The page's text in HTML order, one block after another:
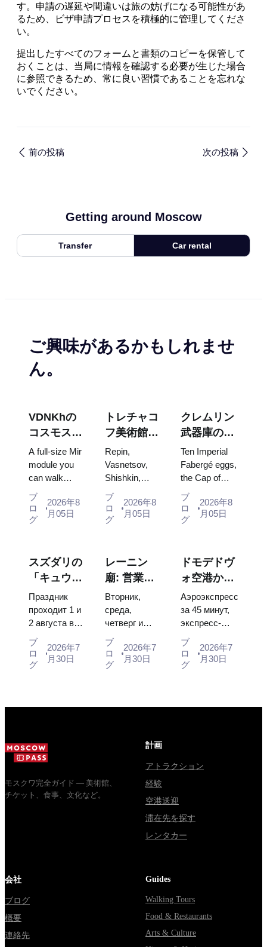
す。申請の遅延や間違いは旅の妨げになる可能性があ
るため、ビザ申請プロセスを積極的に管理してくださ
い。
提出したすべてのフォームと書類のコピーを保管して
おくことは、当局に情報を確認する必要が生じた場合
に参照できるため、常に良い習慣であることを忘れな
いでください。
前の投稿 次の投稿
Getting around Moscow
Transfer Car rental
ご興味があるかもしれませ
ん。
VDNKhの
コスモス・
パビリオ
ン：ロシア
最大の宇宙
博覧会内部
A full-size Mir
module you
can walk
through, the
Energia–
Buran model,
capsules and
120 pieces of
flight...
ブ
ロ
グ
2026年8
月05日
トレチャコ
フ美術館の
傑作：計画
を立てる価
値のある絵
画
Repin,
Vasnetsov,
Shishkin,
Vrubel, Serov
and Surikov
— the works
they hang,
and why
booking the...
ブ
ロ
グ
2026年8
月05日
クレムリン
武器庫の
宝：ファベ
ルジェの
卵、玉座、
戴冠式の衣
装
Ten Imperial
Fabergé eggs,
the Cap of
Monomakh,
the double
throne of two
dress of
Catherine...
ブ
ロ
グ
2026年8
月05日
スズダリの
「キュウリ
の日」
2026：チケ
ット、日
程、モスク
ワからのア
クセス方法
Праздник
проходит 1 и
2 августа в
Музее
деревянного
зодчества.
через
Владими...
ブ
ロ
グ
2026年7
月30日
レーニン
廟: 営業時
間、入場方
法、そして
クレムリン
との混同に
ついての主
な混乱点
Вторник,
среда,
четверг и
суббота с
10:00 до
13:00, вход
Мавзолей
ブ
ロ
グ
2026年7
月30日
ドモデドヴ
ォ空港から
モスクワ市
内へ：エア
ポートエク
スプレス、
バス、また
は電車
Аэроэкспресс
за 45 минут,
экспресс-
автобус за
450 рублей,
социальный
ブ
ロ
グ
2026年7
月30日
モスクワ完全ガイド — 美術館、
チケット、食事、文化など。
計画
アトラクション
経験
空港送迎
滞在先を探す
レンタカー
会社
ブログ
概要
連絡先
Guides
Walking Tours
Food & Restaurants
Arts & Culture